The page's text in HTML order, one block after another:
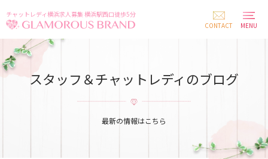
チャットレディ横浜求人募集 横浜駅西口徒歩5分
CONTACT
MENU
スタッフ＆チャットレディのブログ
最新の情報はこちら